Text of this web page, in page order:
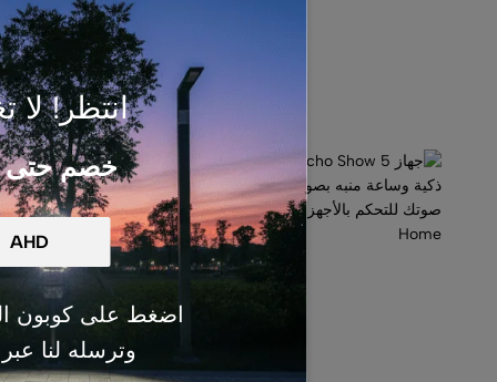
انتظر! لا
خصم حتى
اضغط على كوبون
وترسله لنا